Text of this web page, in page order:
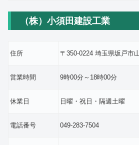
（株）小須田建設工業
住所 〒350-0224 埼玉県坂戸市
営業時間 9時00分～18時00分
休業日 日曜・祝日・隔週土曜
電話番号 049-283-7504